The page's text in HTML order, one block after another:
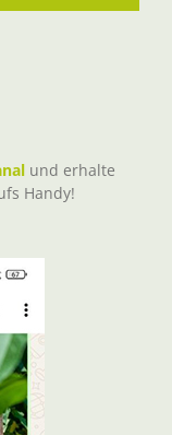
und erhalte
Handy!